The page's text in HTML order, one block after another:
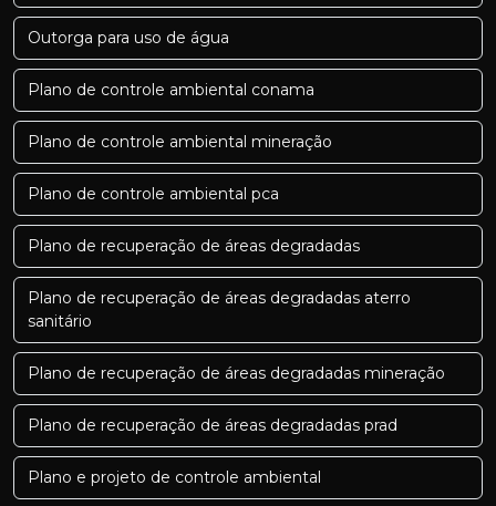
Outorga para uso de água
Plano de controle ambiental conama
Plano de controle ambiental mineração
Plano de controle ambiental pca
Plano de recuperação de áreas degradadas
Plano de recuperação de áreas degradadas aterro
sanitário
Plano de recuperação de áreas degradadas mineração
Plano de recuperação de áreas degradadas prad
Plano e projeto de controle ambiental